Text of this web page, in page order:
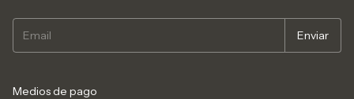
Medios de pago